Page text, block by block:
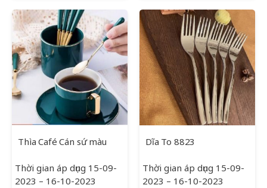
Thìa Café Cán sứ màu
Thời gian áp dụng 15-09-
2023 – 16-10-2023
Dĩa To 8823
Thời gian áp dụng 15-09-
2023 – 16-10-2023